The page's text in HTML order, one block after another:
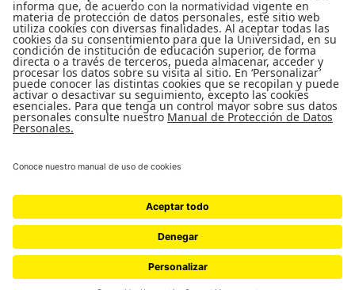
Para más información de cursos, horarios y cupos visite el
Sistema de Información Banner
Ir a Mi Banner
UNIVERSIDAD DE LOS ANDES | VIGILADA MINEDUCACIÓN. RECONOCIMIENTO
COMO UNIVERSIDAD: DECRETO 1297 DEL 30 DE MAYO DE 1964.
RECONOCIMIENTO PERSONERÍA JURÍDICA: RESOLUCIÓN 28 DEL 23 DE